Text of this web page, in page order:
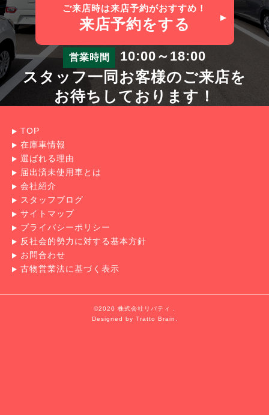
ご来店時は来店予約がおすすめ！
来店予約をする
営業時間 10:00～18:00
スタッフ一同お客様のご来店を
お待ちしております！
TOP
在庫車情報
選ばれる理由
届出済未使用車とは
会社紹介
スタッフブログ
サイトマップ
プライバシーポリシー
反社会的勢力に対する基本方針
お問合わせ
古物営業法に基づく表示
©2020 株式会社リバティ .
Designed by Tratto Brain .